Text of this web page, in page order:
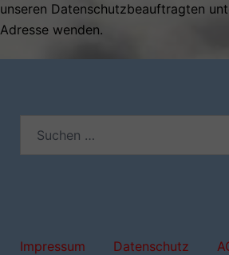
unseren Datenschutzbeauftragten
Adresse wenden.
Impressum Datenschutz